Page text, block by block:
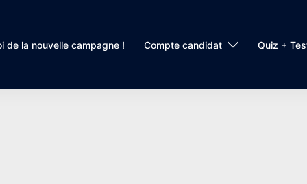
de la nouvelle campagne ! Compte candidat Quiz +